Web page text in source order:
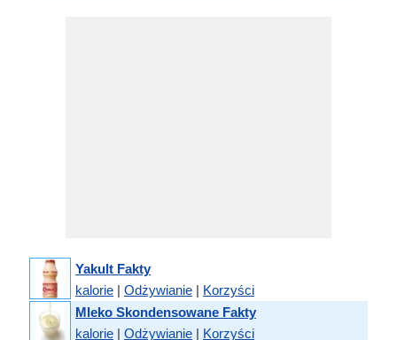
Yakult Fakty
kalorie | Odżywianie | Korzyści
Mleko Skondensowane Fakty
kalorie | Odżywianie | Korzyści